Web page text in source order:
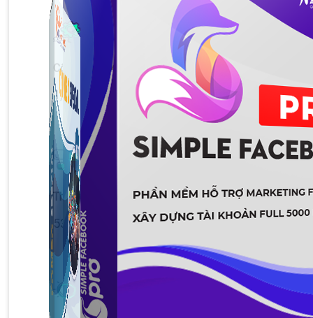
Công Cụ Marketing
1,066 bài viết
Thủ Thuật Facebook
536 bài viết